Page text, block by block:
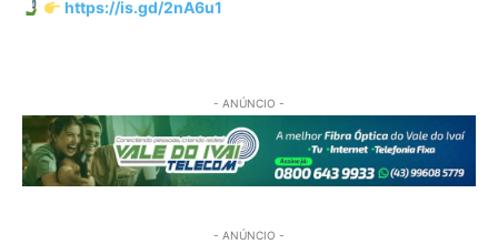
https://is.gd/2nA6u1
- ANÚNCIO -
- ANÚNCIO -